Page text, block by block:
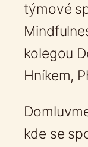
týmové
kolegou
Hníkem,
kde se